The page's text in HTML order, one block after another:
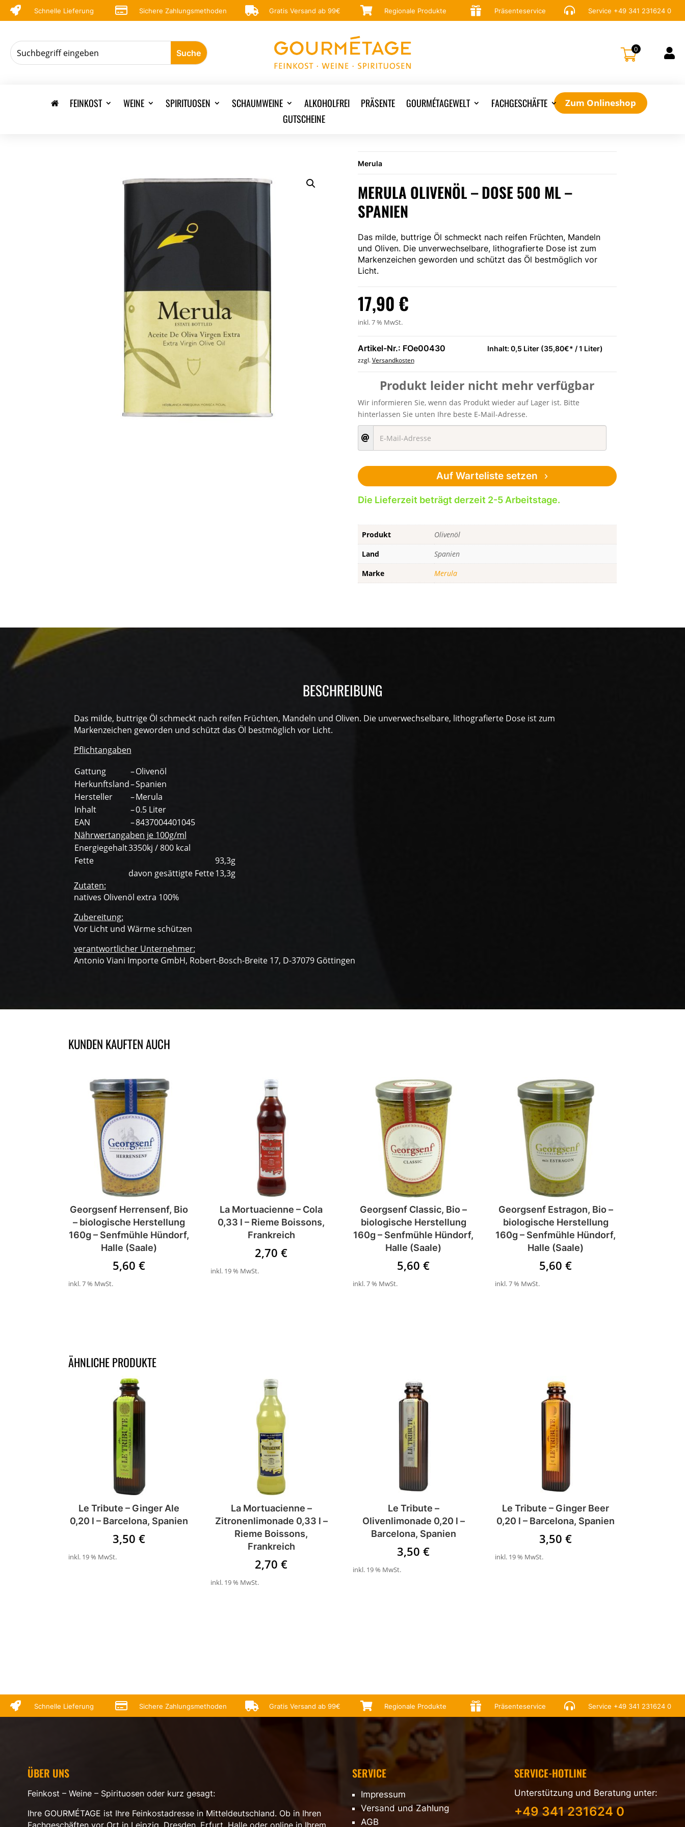
 Schnelle Lieferung  Sichere Zahlungsmethoden  Gratis Versand ab 99€  Regionale Produkte  Präsenteservice  Service +49 341 231624 0
0 
FEINKOST WEINE SPIRITUOSEN SCHAUMWEINE ALKOHOLFREI PRÄSENTE GOURMÉTAGEWELT
FACHGESCHÄFTE
GUTSCHEINE
Zum Onlineshop
Merula
MERULA OLIVENÖL – DOSE 500 ML –
SPANIEN
Das milde, buttrige Öl schmeckt nach reifen Früchten, Mandeln
und Oliven. Die unverwechselbare, lithografierte Dose ist zum
Markenzeichen geworden und schützt das Öl bestmöglich vor
Licht.
17,90€
inkl. 7 % MwSt.
Artikel-Nr.: FOe00430
zzgl.Versandkosten
Inhalt: 0,5 Liter (35,80€* / 1 Liter)
Produkt leider nicht mehr verfügbar
Wir informieren Sie, wenn das Produkt wieder auf Lager ist. Bitte
hinterlassen Sie unten Ihre beste E-Mail-Adresse.
Auf Warteliste setzen
Die Lieferzeit beträgt derzeit 2-5 Arbeitstage.
Produkt
Olivenöl
Land
Spanien
Marke
Merula
BESCHREIBUNG
Das milde, buttrige Öl schmeckt nach reifen Früchten, Mandeln und Oliven. Die unverwechselbare, lithografierte Dose ist zum
Markenzeichen geworden und schützt das Öl bestmöglich vor Licht.
Pflichtangaben
Gattung
–Olivenöl
Herkunftsland–Spanien
Hersteller
–Merula
Inhalt
–0.5 Liter
EAN
–8437004401045
Nährwertangaben je 100g/ml
Energiegehalt3350kj / 800 kcal
Fette
93,3g
davon gesättigte Fette13,3g
Zutaten:
natives Olivenöl extra 100%
Zubereitung:
Vor Licht und Wärme schützen
verantwortlicher Unternehmer:
Antonio Viani Importe GmbH, Robert-Bosch-Breite 17, D-37079 Göttingen
KUNDEN KAUFTEN AUCH
Georgsenf Herrensenf, Bio
– biologische Herstellung
160g – Senfmühle Hündorf,
Halle (Saale)
5,60€
inkl. 7 % MwSt.
La Mortuacienne – Cola
0,33 l – Rieme Boissons,
Frankreich
2,70€
inkl. 19 % MwSt.
Georgsenf Classic, Bio –
biologische Herstellung
160g – Senfmühle Hündorf,
Halle (Saale)
5,60€
inkl. 7 % MwSt.
Georgsenf Estragon, Bio –
biologische Herstellung
160g – Senfmühle Hündorf,
Halle (Saale)
5,60€
inkl. 7 % MwSt.
ÄHNLICHE PRODUKTE
Le Tribute – Ginger Ale
0,20 l – Barcelona, Spanien
3,50€
inkl. 19 % MwSt.
La Mortuacienne –
Zitronenlimonade 0,33 l –
Rieme Boissons,
Frankreich
2,70€
inkl. 19 % MwSt.
Le Tribute –
Olivenlimonade 0,20 l –
Barcelona, Spanien
3,50€
inkl. 19 % MwSt.
Le Tribute – Ginger Beer
0,20 l – Barcelona, Spanien
3,50€
inkl. 19 % MwSt.
 Schnelle Lieferung  Sichere Zahlungsmethoden  Gratis Versand ab 99€  Regionale Produkte  Präsenteservice  Service +49 341 231624 0
ÜBER UNS
Feinkost – Weine – Spirituosen oder kurz gesagt:
Ihre GOURMÉTAGE ist Ihre Feinkostadresse in Mitteldeutschland. Ob in Ihren
Fachgeschäften vor Ort in Leipzig, Dresden, Erfurt, Halle oder online in Ihrem
SERVICE
Impressum
Versand und Zahlung
AGB
SERVICE-HOTLINE
Unterstützung und Beratung unter:
+49 341 231624 0